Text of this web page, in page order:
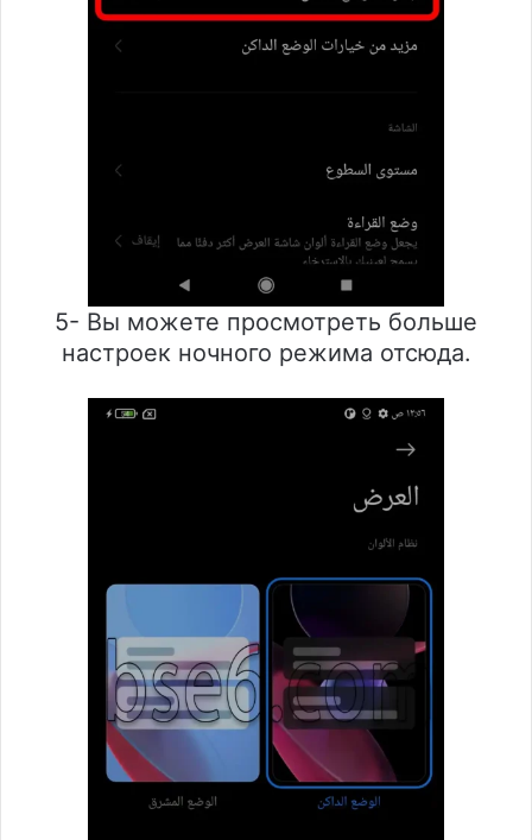
5- Вы можете просмотреть больше
настроек ночного режима отсюда.